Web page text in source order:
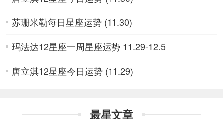
苏珊米勒每日星座运势 (11.30)
玛法达12星座一周星座运势 11.29-12.5
唐立淇12星座今日运势 (11.29)
最星文章